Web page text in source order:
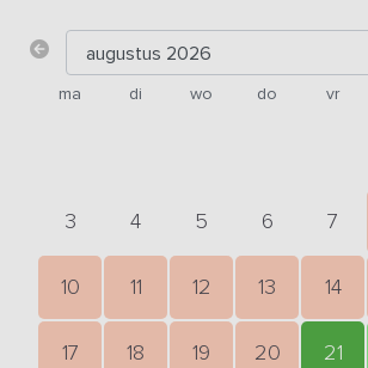
ma di wo do vr
3 4 5 6 7
10 11 12 13 14
17 18 19 20 21